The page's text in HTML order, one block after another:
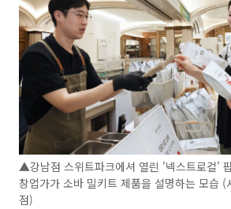
▲강남점 스위트파크에셔 열린 '넥스트로컬'
창업가가 소바 밀키트 제품을 설명하는 모습 (
점)